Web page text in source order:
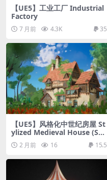
【UE5】工业工厂 Industrial
Factory
7 月前 4.3K 35
【UE5】风格化中世纪房屋 St
ylized Medieval House (Sty
lizeds Houses Medievaled
Housey Stylized Medievals)
2 月前 16 15.5